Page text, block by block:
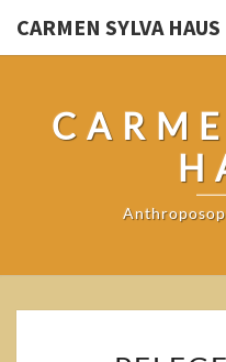
CARMEN SYLVA HAUS